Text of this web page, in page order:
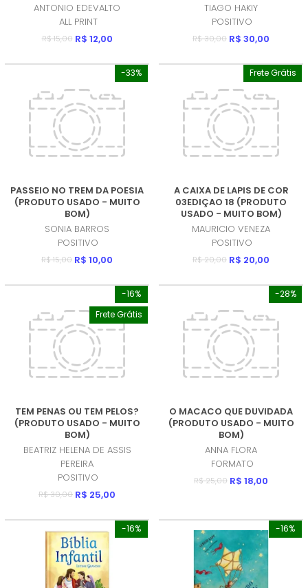
ANTONIO EDEVALTO
ALL PRINT
R$ 15,00 R$ 12,00
TIAGO HAKIY
POSITIVO
R$ 30,00 R$ 30,00
-33%
PASSEIO NO TREM DA POESIA
(PRODUTO USADO - MUITO
BOM)
SONIA BARROS
POSITIVO
R$ 15,00 R$ 10,00
Frete Grátis
A CAIXA DE LAPIS DE COR
03EDIÇAO 18 (PRODUTO
USADO - MUITO BOM)
MAURICIO VENEZA
POSITIVO
R$ 20,00 R$ 20,00
-16%
Frete Grátis
TEM PENAS OU TEM PELOS?
(PRODUTO USADO - MUITO
BOM)
BEATRIZ HELENA DE ASSIS
PEREIRA
POSITIVO
R$ 30,00 R$ 25,00
-28%
O MACACO QUE DUVIDADA
(PRODUTO USADO - MUITO
BOM)
ANNA FLORA
FORMATO
R$ 25,00 R$ 18,00
-16% -16%